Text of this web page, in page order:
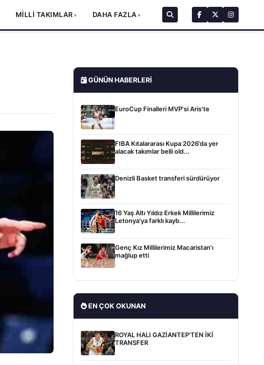
MİLLİ TAKIMLAR DAHA FAZLA
GÜNÜN HABERLERI
EuroCup Finalleri MVP'si Aris'te
FIBA Kıtalararası Kupa 2026’da yer
alacak takımlar belli old...
Denizli Basket transferi sürdürüyor
16 Yaş Altı Yıldız Erkek Millilerimiz
Letonya'ya farklı kayb...
Genç Kız Millilerimiz Macaristan'ı
mağlup etti
EN ÇOK OKUNAN
ROYAL HALI GAZİANTEP'TEN İKİ
TRANSFER